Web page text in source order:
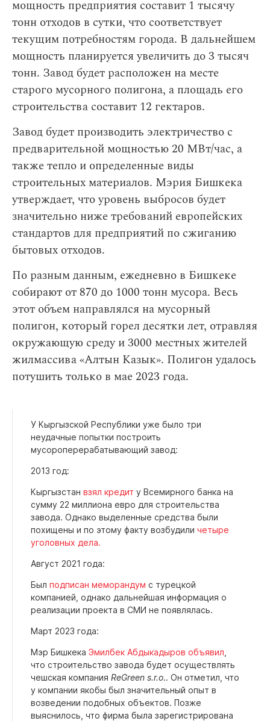
мощность предприятия составит 1 тысячу
тонн отходов в сутки, что соответствует
текущим потребностям города. В дальнейшем
мощность планируется увеличить до 3 тысяч
тонн. Завод будет расположен на месте
старого мусорного полигона, а площадь его
строительства составит 12 гектаров.
Завод будет производить электричество с
предварительной мощностью 20 МВт/час, а
также тепло и определенные виды
строительных материалов. Мэрия Бишкека
утверждает, что уровень выбросов будет
значительно ниже требований европейских
стандартов для предприятий по сжиганию
бытовых отходов.
По разным данным, ежедневно в Бишкеке
собирают от 870 до 1000 тонн мусора. Весь
этот объем направлялся на мусорный
полигон, который горел десятки лет, отравляя
окружающую среду и 3000 местных жителей
жилмассива «Алтын Казык». Полигон удалось
потушить только в мае 2023 года.
У Кыргызской Республики уже было три
неудачные попытки построить
мусороперерабатывающий завод:
2013 год:
Кыргызстан взял кредит у Всемирного банка на
сумму 22 миллиона евро для строительства
завода. Однако выделенные средства были
похищены и по этому факту возбудили четыре
уголовных дела.
Август 2021 года:
Был подписан меморандум с турецкой
компанией, однако дальнейшая информация о
реализации проекта в СМИ не появлялась.
Март 2023 года:
Мэр Бишкека Эмилбек Абдыкадыров объявил
что строительство завода будет осуществлять
чешская компания ReGreen s.r.o.. Он отметил, что
у компании якобы был значительный опыт в
возведении подобных объектов. Позже
выяснилось, что фирма была зарегистрирована